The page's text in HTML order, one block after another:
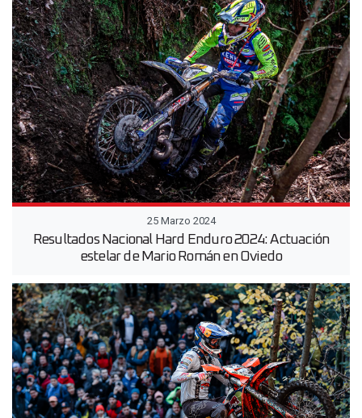
25 Marzo 2024
Resultados Nacional Hard Enduro 2024: Actuación
estelar de Mario Román en Oviedo